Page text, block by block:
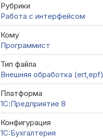
Рубрики
Работа с интерфейсом
Кому
Программист
Тип файла
Внешняя обработка (ert,epf)
Платформа
1С:Предприятие 8
Конфигурация
1C:Бухгалтерия